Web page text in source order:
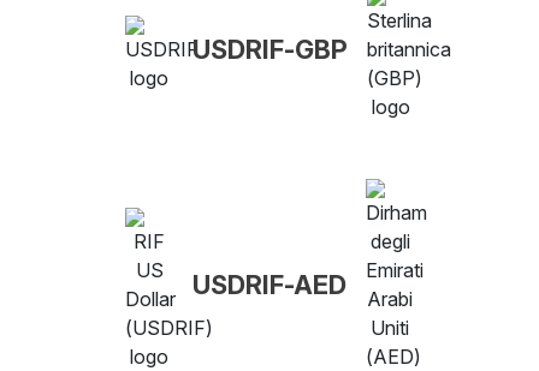
USDRIF-GBP
USDRIF-AED